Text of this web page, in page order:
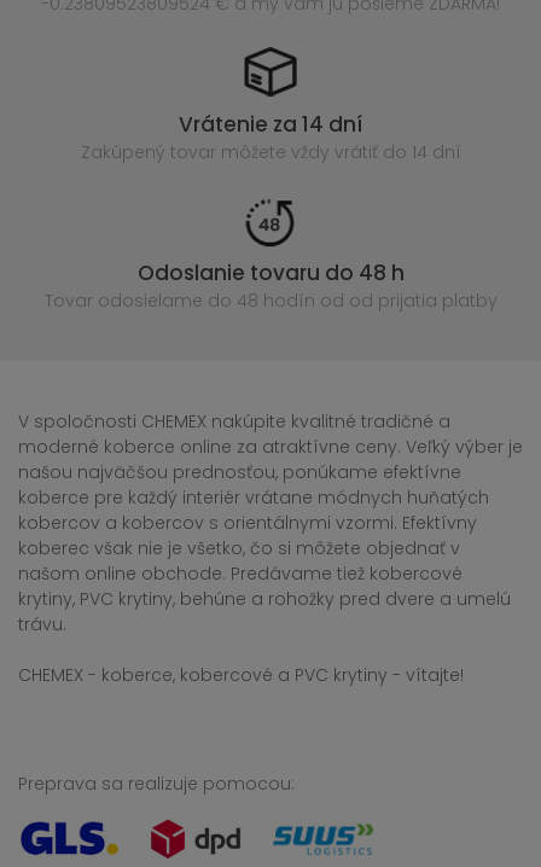
Vrátenie za 14 dní
Zakúpený tovar môžete vždy vrátiť do 14 dní
Odoslanie tovaru do 48 h
Tovar odosielame do 48 hodín od od prijatia platby
V spoločnosti CHEMEX nakúpite kvalitné tradičné a
moderné koberce online za atraktívne ceny. Veľký výber je
našou najväčšou prednosťou, ponúkame efektívne
koberce pre každý interiér vrátane módnych huňatých
kobercov a kobercov s orientálnymi vzormi. Efektívny
koberec však nie je všetko, čo si môžete objednať v
našom online obchode. Predávame tiež kobercové
krytiny, PVC krytiny, behúne a rohožky pred dvere a umelú
trávu.
CHEMEX - koberce, kobercové a PVC krytiny - vítajte!
Preprava sa realizuje pomocou: